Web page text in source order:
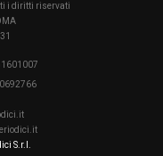
i diritti riservati
S.r.l.